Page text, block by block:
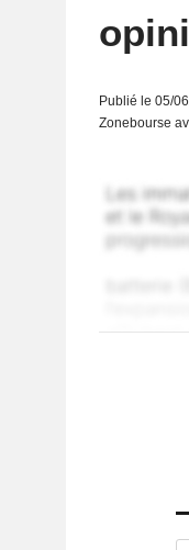
Publié le 05/
Zonebourse